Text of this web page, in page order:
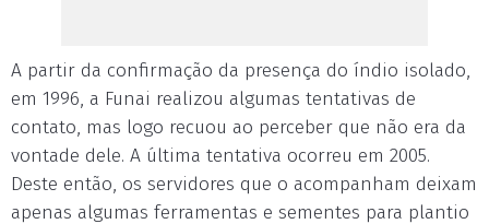
A partir da confirmação da presença do índio isolado,
em 1996, a Funai realizou algumas tentativas de
contato, mas logo recuou ao perceber que não era da
vontade dele. A última tentativa ocorreu em 2005.
Deste então, os servidores que o acompanham deixam
apenas algumas ferramentas e sementes para plantio